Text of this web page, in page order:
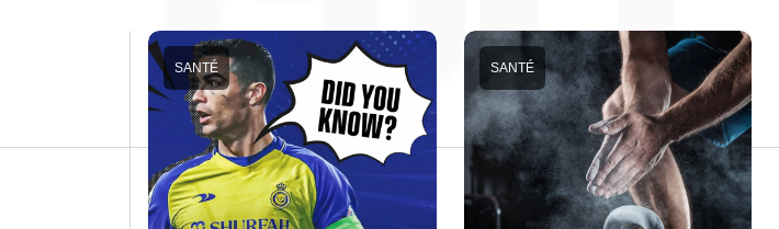
SANTÉ SANTÉ